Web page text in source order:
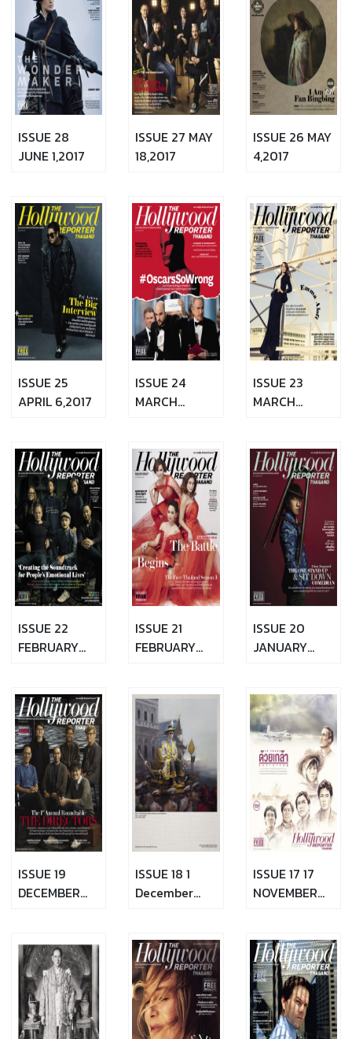
ISSUE 28
JUNE 1,2017
ISSUE 27 MAY
18,2017
ISSUE 26 MAY
4,2017
ISSUE 25
APRIL 6,2017
ISSUE 24
MARCH
ISSUE 23
MARCH
ISSUE 22
FEBRUARY
ISSUE 21
FEBRUARY
ISSUE 20
JANUARY
ISSUE 19
DECEMBER
ISSUE 18 1
December
ISSUE 17 17
NOVEMBER